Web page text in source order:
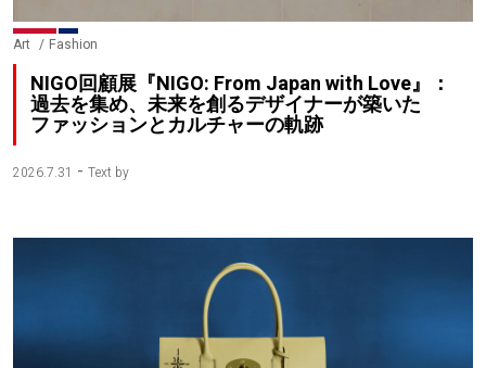
Art Fashion
NIGO回顧展『NIGO: From Japan with Love』：
過去を集め、未来を創るデザイナーが築いた
ファッションとカルチャーの軌跡
2026.7.31 - Text by